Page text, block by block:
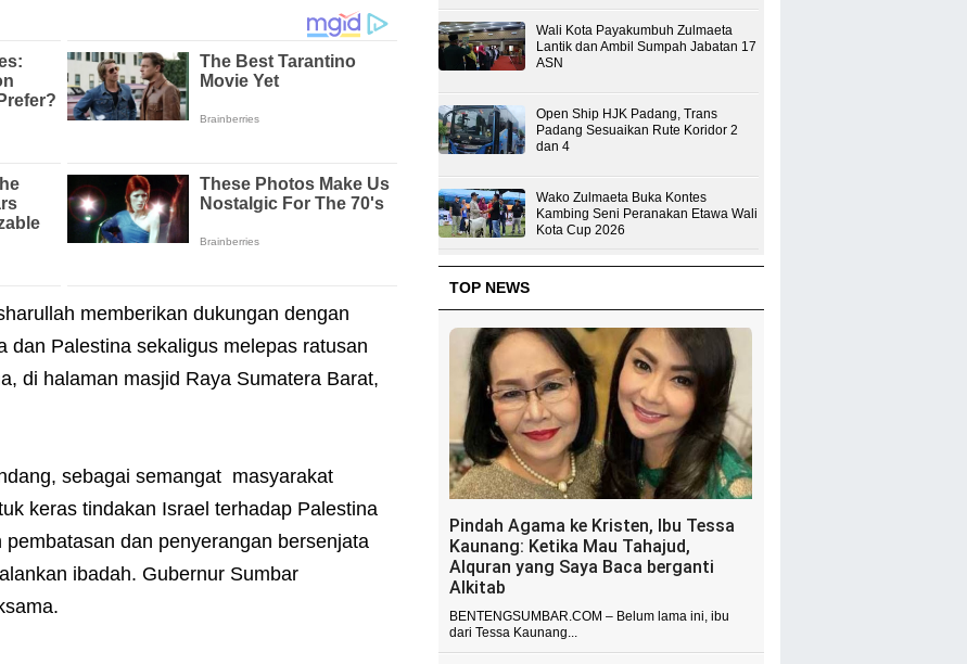
memberikan dukungan dengan
dan Palestina sekaligus melepas ratusan
di halaman masjid Raya Sumatera Barat,
sebagai semangat masyarakat
keras tindakan Israel terhadap Palestina
dan penyerangan bersenjata
ibadah. Gubernur Sumbar
Wali Kota Payakumbuh Zulmaeta
Lantik dan Ambil Sumpah Jabatan 17
ASN
Open Ship HJK Padang, Trans
Padang Sesuaikan Rute Koridor 2
dan 4
Wako Zulmaeta Buka Kontes
Kambing Seni Peranakan Etawa Wali
Kota Cup 2026
TOP NEWS
Pindah Agama ke Kristen, Ibu Tessa
Kaunang: Ketika Mau Tahajud,
Alquran yang Saya Baca berganti
Alkitab
BENTENGSUMBAR.COM – Belum lama ini, ibu
dari Tessa Kaunang...